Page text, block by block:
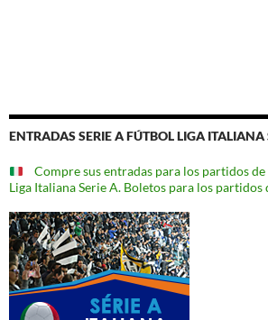
ENTRADAS SERIE A FÚTBOL LIGA ITALIANA
Compre sus entradas para los partidos
Liga Italiana Serie A. Boletos para los partidos